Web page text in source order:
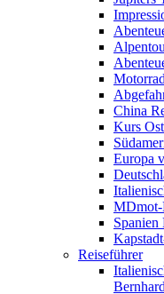
China
Kurs Ost
Europa
Spanien
Reiseführer